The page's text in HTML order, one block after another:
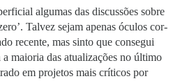
algumas das discussões sobre
Talvez sejam apenas óculos cor-
recente, mas sinto que consegui
a maioria das atualizações no último
em projetos mais críticos por